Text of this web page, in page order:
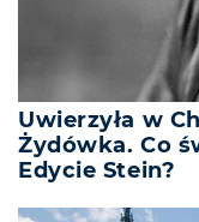
Uwierzyła w
Żydówka. Co
Edycie Stein?